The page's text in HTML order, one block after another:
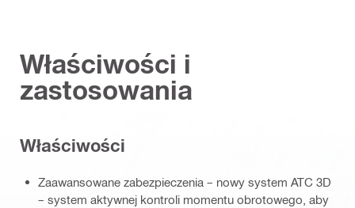
Właściwości i
zastosowania
Właściwości
Zaawansowane zabezpieczenia – nowy system ATC 3D
– system aktywnej kontroli momentu obrotowego, aby